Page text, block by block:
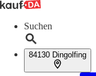
Suchen
84130 Dingolfing